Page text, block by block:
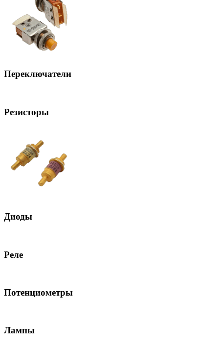
Переключатели
Резисторы
Диоды
Реле
Потенциометры
Лампы